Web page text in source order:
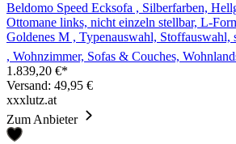
Beldomo Speed Ecksofa , Silberfarben,
Ottomane links, nicht einzeln stellbar, L-
Goldenes M , Typenauswahl, Stoffauswahl,
, Wohnzimmer, Sofas & Couches,
1.839,20 €*
Versand: 49,95 €
xxxlutz.at
Zum Anbieter